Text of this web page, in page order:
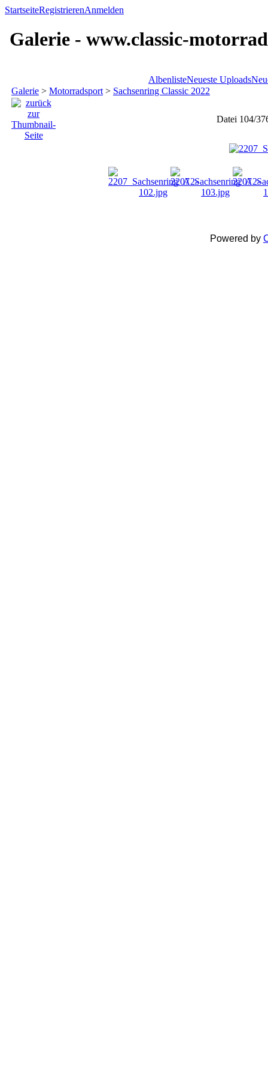
StartseiteRegistrierenAnmelden
Galerie - www.classic-
AlbenlisteNeueste Uploads
Galerie > Motorradsport > Sachsenring Classic 2022
Datei 104/
Powered by